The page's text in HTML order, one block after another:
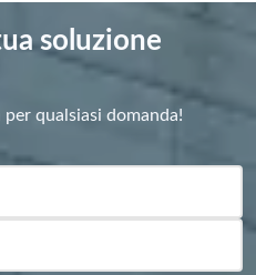
soluzione
qualsiasi domanda!